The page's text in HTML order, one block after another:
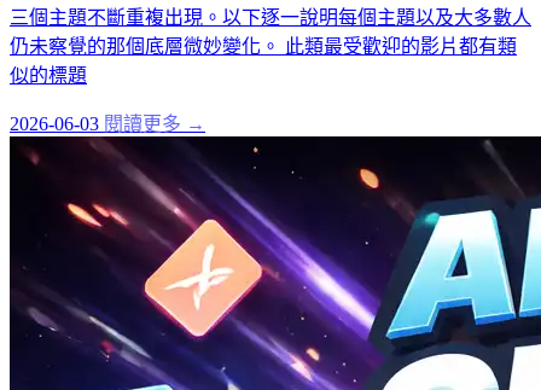
三個主題不斷重複出現。以下逐一說明每個主題以及大多數人
仍未察覺的那個底層微妙變化。 此類最受歡迎的影片都有類
似的標題
2026-06-03 閱讀更多 →